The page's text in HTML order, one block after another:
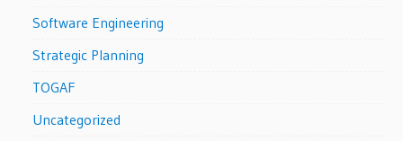
Software Engineering
Strategic Planning
TOGAF
Uncategorized